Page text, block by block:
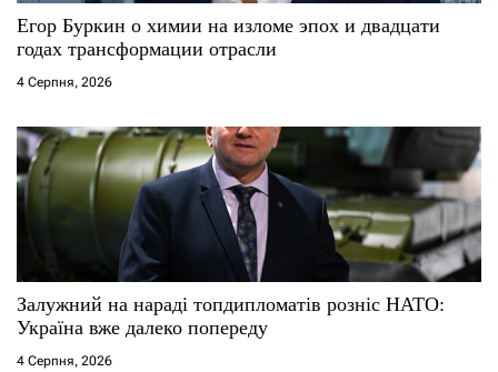
Егор Буркин о химии на изломе эпох и двадцати
годах трансформации отрасли
4 Серпня, 2026
Залужний на нараді топдипломатів розніс НАТО:
Україна вже далеко попереду
4 Серпня, 2026